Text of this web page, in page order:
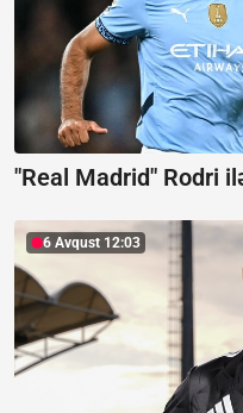
"Real Madrid" Rodri
6 Avqust 12:03